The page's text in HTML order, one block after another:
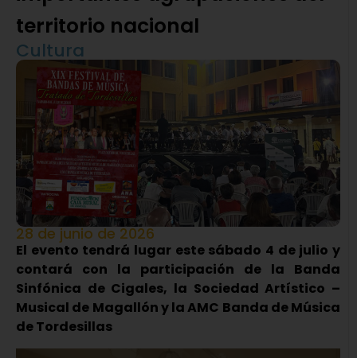
territorio nacional
Cultura
28 de junio de 2026
El evento tendrá lugar este sábado 4 de julio y
contará con la participación de la Banda
Sinfónica de Cigales, la Sociedad Artístico –
Musical de Magallón y la AMC Banda de Música
de Tordesillas